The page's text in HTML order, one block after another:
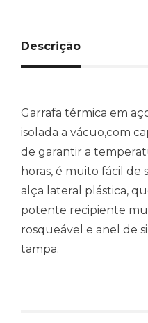
Descrição
Garrafa térmica em
isolada a vácuo,com
de garantir a
horas, é muito fácil de
alça lateral plástica,
potente recipiente
rosqueável e anel de
tampa.